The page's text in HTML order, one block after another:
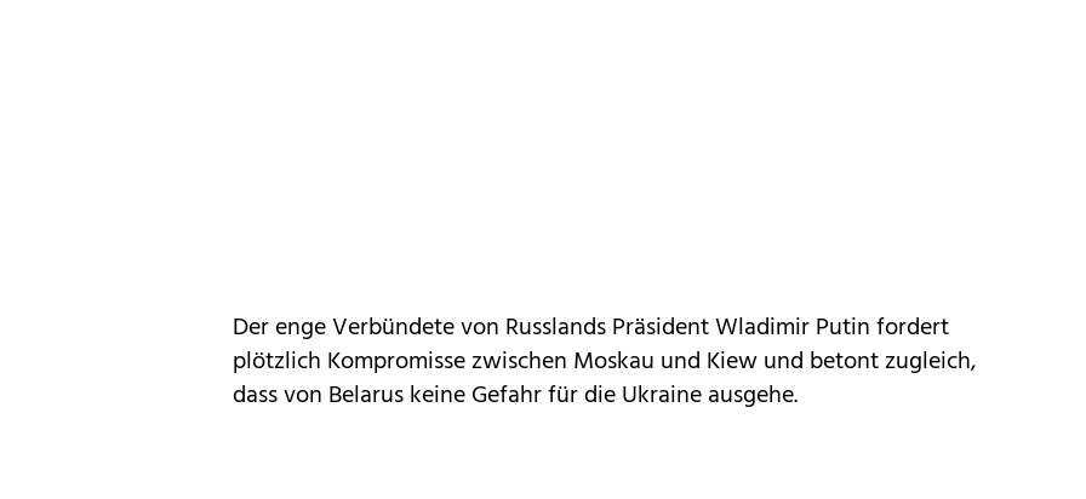
Der enge Verbündete von Russlands Präsident Wladimir Putin fordert
plötzlich Kompromisse zwischen Moskau und Kiew und betont zugleich,
dass von Belarus keine Gefahr für die Ukraine ausgehe.